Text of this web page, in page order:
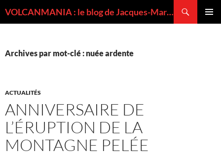
VOLCANMANIA : le blog de Jacques-Marie BARDINTZEFF, volcanologue
Archives par mot-clé : nuée ardente
ACTUALITÉS
ANNIVERSAIRE DE
L’ÉRUPTION DE LA
MONTAGNE PELÉE